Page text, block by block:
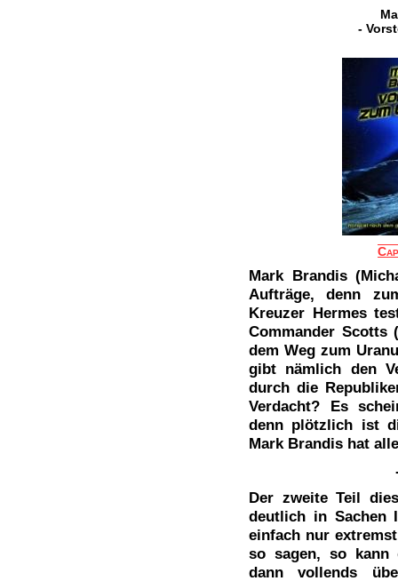
-
Mark Brandis
Aufträge, denn
Kreuzer Hermes
Commander Scotts
dem Weg zum
gibt nämlich den
durch die
Verdacht? Es
denn plötzlich ist
Mark Brandis hat
Der zweite Teil
deutlich in Sachen
einfach nur
so sagen, so kann
dann vollends